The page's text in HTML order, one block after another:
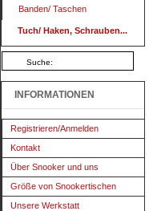
Banden/ Taschen
Tuch/ Haken, Schrauben...
INFORMATIONEN
Registrieren/Anmelden
Kontakt
Über Snooker und uns
Größe von Snookertischen
Unsere Werkstatt